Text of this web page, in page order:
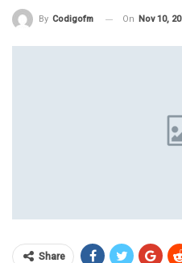
By Codigofm On Nov 10,
Share